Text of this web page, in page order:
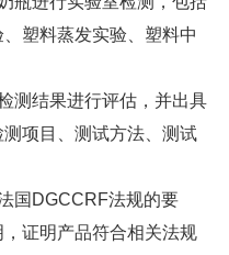
塑料蒸发实验、塑料中
测结果进行评估，并出具
项目、测试方法、测试
国DGCCRF法规的要
证明产品符合相关法规